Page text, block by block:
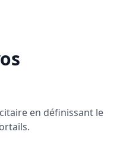
en définissant le